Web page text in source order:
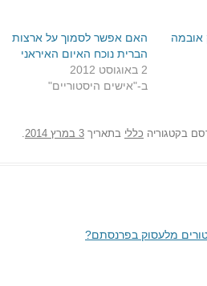
אובמה
האם אפשר לסמוך על ארצות
הברית נוכח האיום האיראני
2 באוגוסט 2012
ב-"אישים היסטוריים"
בקטגוריה כללי בתאריך 3 במרץ 2014 .
מלעסוק בפרנסתם?